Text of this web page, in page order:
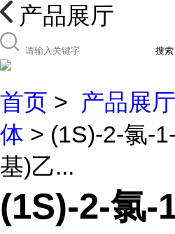
产品展厅
搜索
首页 > 产品展厅
体 > (1S)-2-氯-
基)乙...
(1S)-2-氯-